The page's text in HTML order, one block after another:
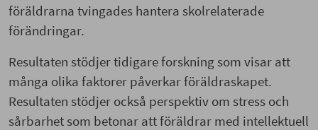
föräldrarna tvingades hantera skolrelaterade
förändringar.
Resultaten stödjer tidigare forskning som visar att
många olika faktorer påverkar föräldraskapet.
Resultaten stödjer också perspektiv om stress och
sårbarhet som betonar att föräldrar med intellektuell